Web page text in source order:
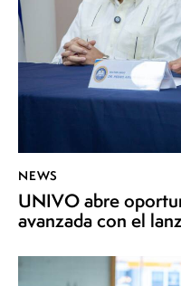
NEWS
UNIVO abre
avanzada con el